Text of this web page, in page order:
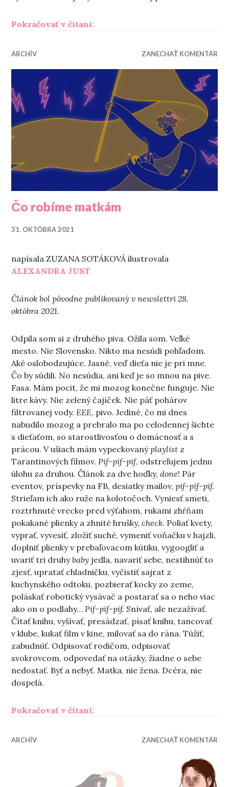
Pokračovať v čítaní:„Tvoja láska“
ARCHÍV ZANECHAŤ KOMENTÁR
Čo robíme matkám
31. OKTÓBRA 2021
napísala ZUZANA SOTÁKOVÁ ilustrovala
ALEXANDRA JUST
Článok bol pôvodne publikovaný v newslettri 28.
októbra 2021.
Odpila som si z druhého piva. Ožila som. Veľké
mesto. Nie Slovensko. Nikto ma nesúdi pohľadom.
Aké oslobodzujúce. Jasné, veď dieťa nie je pri mne.
Čo by súdili. No nesúdia, ani keď je so mnou na pive.
Fasa. Mám pocit, že mi mozog konečne funguje. Nie
litre kávy. Nie zelený čajíček. Nie päť pohárov
filtrovanej vody.EEE, pivo. Jediné, čo mi dnes
nabudilo mozog a prebralo ma po celodennej šichte
s dieťaťom, so starostlivosťou o domácnosť a s
prácou. V ušiach mám vypeckovanýplaylist z
Tarantinových filmov.Pif-pif-pif, odstreľujem jednu
úlohu za druhou. Článok za dve hoďky,done! Pár
eventov, príspevky na FB, desiatky mailov,pif-pif-pif.
Strieľam ich ako ruže na kolotočoch. Vyniesť smeti,
roztrhnuté vrecko pred výťahom, rukami zhŕňam
pokakané plienky a zhnité hrušky,check. Poliať kvety,
vyprať, vyvesiť, zložiť suché, vymeniť voňačku v hajzli,
doplniť plienky v prebaľovacom kútiku, vygoogliť a
uvariť tri druhybaby jedla, navariť sebe, nestihnúť to
zjesť, upratať chladničku, vyčistiť sajrat z
kuchynského odtoku, pozbierať kocky zo zeme,
poláskať robotický vysávač a postarať sa o neho viac
ako on o podlahy…Pif-pif-pif. Snívať, ale nezažívať.
Čítať knihu, vyšívať, presádzať, písať knihu, tancovať
v klube, kukať film v kine, milovať sa do rána. Túžiť,
zabudnúť. Odpisovať rodičom, odpisovať
svokrovcom, odpovedať na otázky, žiadne o sebe
nedostať. Byť a nebyť. Matka, nie žena. Dcéra, nie
dospelá.
Pokračovať v čítaní:„Čo robíme matkám“
ARCHÍV ZANECHAŤ KOMENTÁR